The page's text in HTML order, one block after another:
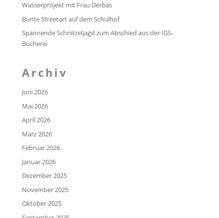
Wasserprojekt mit Frau Derbas
Bunte Streetart auf dem Schulhof
Spannende Schnitzeljagd zum Abschied aus der IGS-
Bücherei
Archiv
Juni 2026
Mai 2026
April 2026
März 2026
Februar 2026
Januar 2026
Dezember 2025
November 2025
Oktober 2025